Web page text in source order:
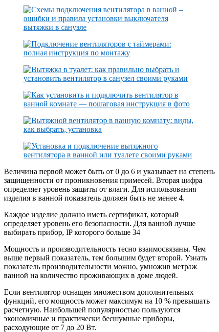
Величина первой может быть от 0 до 6 и указывает на степень
защищенности от проникновения примесей. Вторая цифра
определяет уровень защиты от влаги. Для использования
изделия в ванной показатель должен быть не менее 4.
Каждое изделие должно иметь сертификат, который
определяет уровень его безопасности. Для ванной лучше
выбирать прибор, IP которого больше 34
Мощность и производительность тесно взаимосвязаны. Чем
выше первый показатель, тем большим будет второй. Узнать
показатель производительности можно, умножив метраж
ванной на количество проживающих в доме людей.
Если вентилятор оснащен множеством дополнительных
функций, его мощность может максимум на 10 % превышать
расчетную. Наибольшей популярностью пользуются
экономичные и практически бесшумные приборы,
расходующие от 7 до 20 Вт.